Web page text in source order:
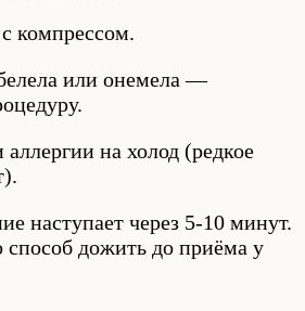
компрессом.
или онемела —
аллергии на холод (редкое
наступает через 5-10 минут.
способ дожить до приёма у